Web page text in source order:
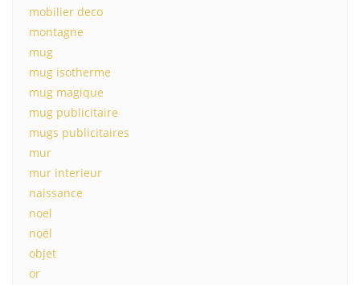
mobilier deco
montagne
mug
mug isotherme
mug magique
mug publicitaire
mugs publicitaires
mur
mur interieur
naissance
noel
noël
objet
or